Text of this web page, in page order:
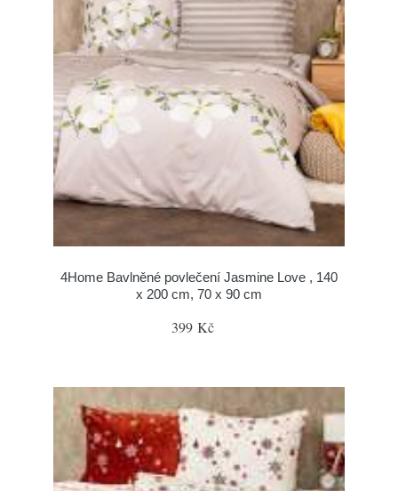
4Home Bavlněné povlečení Jasmine Love , 140
x 200 cm, 70 x 90 cm
399 Kč